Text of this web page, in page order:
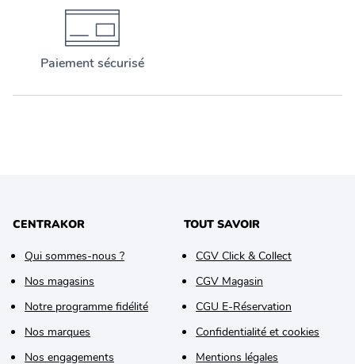
Paiement sécurisé
CENTRAKOR
Qui sommes-nous ?
Nos magasins
Notre programme fidélité
Nos marques
Nos engagements
TOUT SAVOIR
CGV Click & Collect
CGV Magasin
CGU E-Réservation
Confidentialité et cookies
Mentions légales